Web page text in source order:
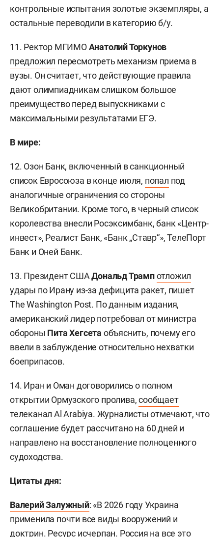
контрольные испытания золотые экземпляры, а
остальные переводили в категорию б/у.
11. Ректор МГИМОАнатолий Торкунов
предложил пересмотреть механизм приема в
вузы. Он считает, что действующие правила
дают олимпиадникам слишком большое
преимущество перед выпускниками с
максимальными результатами ЕГЭ.
В мире:
12. Озон Банк, включенный в санкционный
список Евросоюза в конце июля, попал под
аналогичные ограничения со стороны
Великобритании. Кроме того, в черный список
королевства внесли Росэксимбанк, банк «Центр-
инвест», Реалист Банк, «Банк „Ставр“», ТелеПорт
Банк и Оней Банк.
13. Президент СШАДональд Трампотложил
удары по Ирану из-за дефицита ракет, пишет
The Washington Post. По данным издания,
американский лидер потребовал от министра
обороны Пита Хегсета объяснить, почему его
ввели в заблуждение относительно нехватки
боеприпасов.
14. Иран и Оман договорились о полном
открытии Ормузского пролива,сообщает
телеканал Al Arabiya. Журналисты отмечают, что
соглашение будет рассчитано на 60 дней и
направлено на восстановление полноценного
судоходства.
Цитаты дня:
Валерий Залужный: «В 2026 году Украина
применила почти все виды вооружений и
доктрин. Ресурс исчерпан. Россия на все это